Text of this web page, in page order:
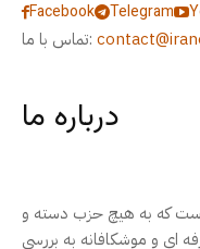
Facebook Telegram
تماس با ما:
درباره ما
که به هیچ حزب دسته و
ای و موشکافانه به بررسی